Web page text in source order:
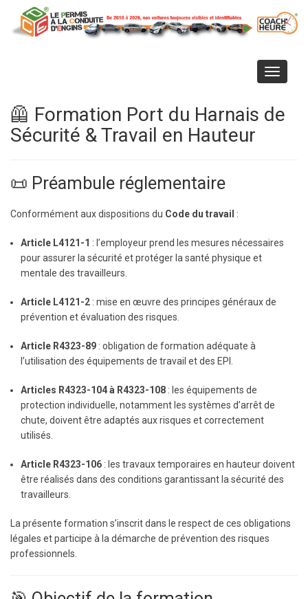
contenu
Toggle
🦺 Formation Port du Harnais de
Sécurité & Travail en Hauteur
📜 Préambule réglementaire
Conformément aux dispositions du Code du travail :
Article L4121-1 : l’employeur prend les mesures nécessaires
pour assurer la sécurité et protéger la santé physique et
mentale des travailleurs.
Article L4121-2 : mise en œuvre des principes généraux de
prévention et évaluation des risques.
Article R4323-89 : obligation de formation adéquate à
l’utilisation des équipements de travail et des EPI.
Articles R4323-104 à R4323-108 : les équipements de
protection individuelle, notamment les systèmes d’arrêt de
chute, doivent être adaptés aux risques et correctement
utilisés.
Article R4323-106 : les travaux temporaires en hauteur doivent
être réalisés dans des conditions garantissant la sécurité des
travailleurs.
La présente formation s’inscrit dans le respect de ces obligations
légales et participe à la démarche de prévention des risques
professionnels.